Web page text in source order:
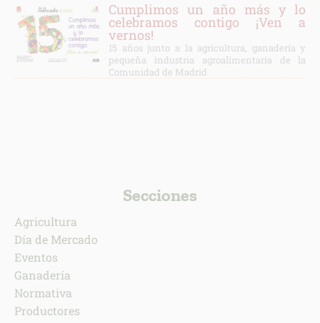
Cumplimos un año más y lo
celebramos contigo ¡Ven a
vernos!
15 años junto a la agricultura, ganadería y
pequeña industria agroalimentaria de la
Comunidad de Madrid
Secciones
Agricultura
Día de Mercado
Eventos
Ganadería
Normativa
Productores